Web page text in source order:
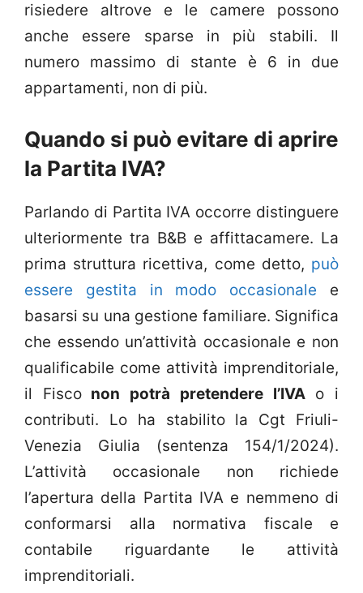
risiedere altrove e le camere possono
anche essere sparse in più stabili. Il
numero massimo di stante è 6 in due
appartamenti, non di più.
Quando si può evitare di aprire
la Partita IVA?
Parlando di Partita IVA occorre distinguere
ulteriormente tra B&B e affittacamere. La
prima struttura ricettiva, come detto, può
essere gestita in modo occasionale e
basarsi su una gestione familiare. Significa
che essendo un’attività occasionale e non
qualificabile come attività imprenditoriale,
il Fisconon potrà pretendere l’IVAo i
contributi. Lo ha stabilito la Cgt Friuli-
Venezia Giulia (sentenza 154/1/2024).
L’attività occasionale non richiede
l’apertura della Partita IVA e nemmeno di
conformarsi alla normativa fiscale e
contabile riguardante le attività
imprenditoriali.